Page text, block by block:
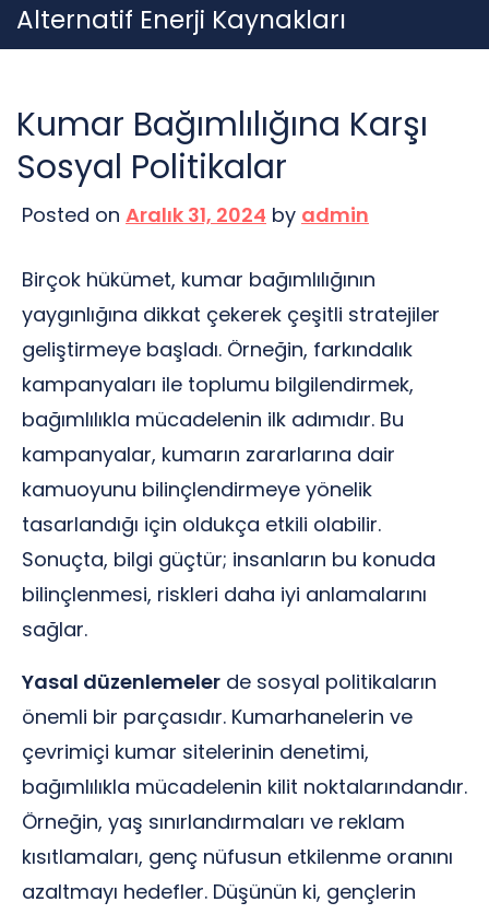
Skip
to
Alternatif Enerji Kaynakları
Kumar Bağımlılığına Karşı
Sosyal Politikalar
Posted on Aralık 31, 2024 by admin
Birçok hükümet, kumar bağımlılığının
yaygınlığına dikkat çekerek çeşitli stratejiler
geliştirmeye başladı. Örneğin, farkındalık
kampanyaları ile toplumu bilgilendirmek,
bağımlılıkla mücadelenin ilk adımıdır. Bu
kampanyalar, kumarın zararlarına dair
kamuoyunu bilinçlendirmeye yönelik
tasarlandığı için oldukça etkili olabilir.
Sonuçta, bilgi güçtür; insanların bu konuda
bilinçlenmesi, riskleri daha iyi anlamalarını
sağlar.
Yasal düzenlemeler de sosyal politikaların
önemli bir parçasıdır. Kumarhanelerin ve
çevrimiçi kumar sitelerinin denetimi,
bağımlılıkla mücadelenin kilit noktalarındandır.
Örneğin, yaş sınırlandırmaları ve reklam
kısıtlamaları, genç nüfusun etkilenme oranını
azaltmayı hedefler. Düşünün ki, gençlerin